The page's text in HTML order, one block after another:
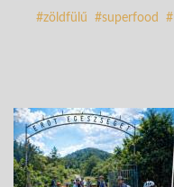
zöldfülű superfood